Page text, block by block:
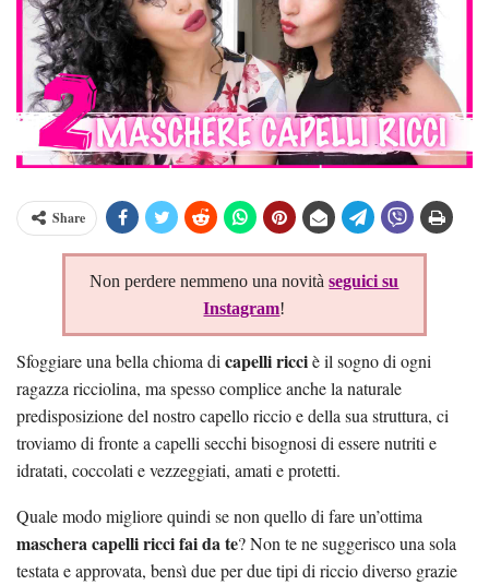
Share
Non perdere nemmeno una novitàseguici su
Instagram!
Sfoggiare una bella chioma di capelli ricciè il sogno di ogni
ragazza ricciolina, ma spesso complice anche la naturale
predisposizione del nostro capello riccio e della sua struttura, ci
troviamo di fronte a capelli secchi bisognosi di essere nutriti e
idratati, coccolati e vezzeggiati, amati e protetti.
Quale modo migliore quindi se non quello di fare un’ottima
maschera capelli ricci fai da te? Non te ne suggerisco una sola
testata e approvata, bensì due per due tipi di riccio diverso grazie